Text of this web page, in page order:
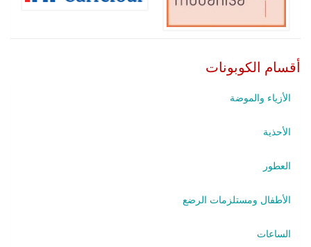
أقسام الكوبونات
الأزياء والموضة
الأحذية
العطور
الأطفال ومستلزمات الرضع
الساعات